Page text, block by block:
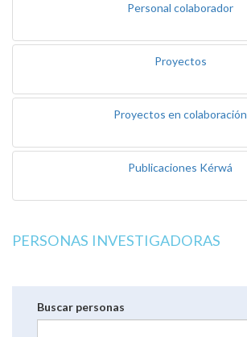
Personal colaborador
Proyectos
Proyectos en colaboración
Publicaciones Kérwá
PERSONAS INVESTIGADORAS
Buscar personas